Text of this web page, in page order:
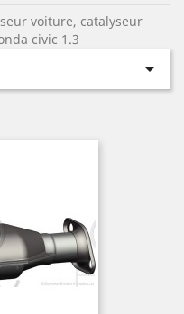
voiture, catalyseur
civic 1.3
